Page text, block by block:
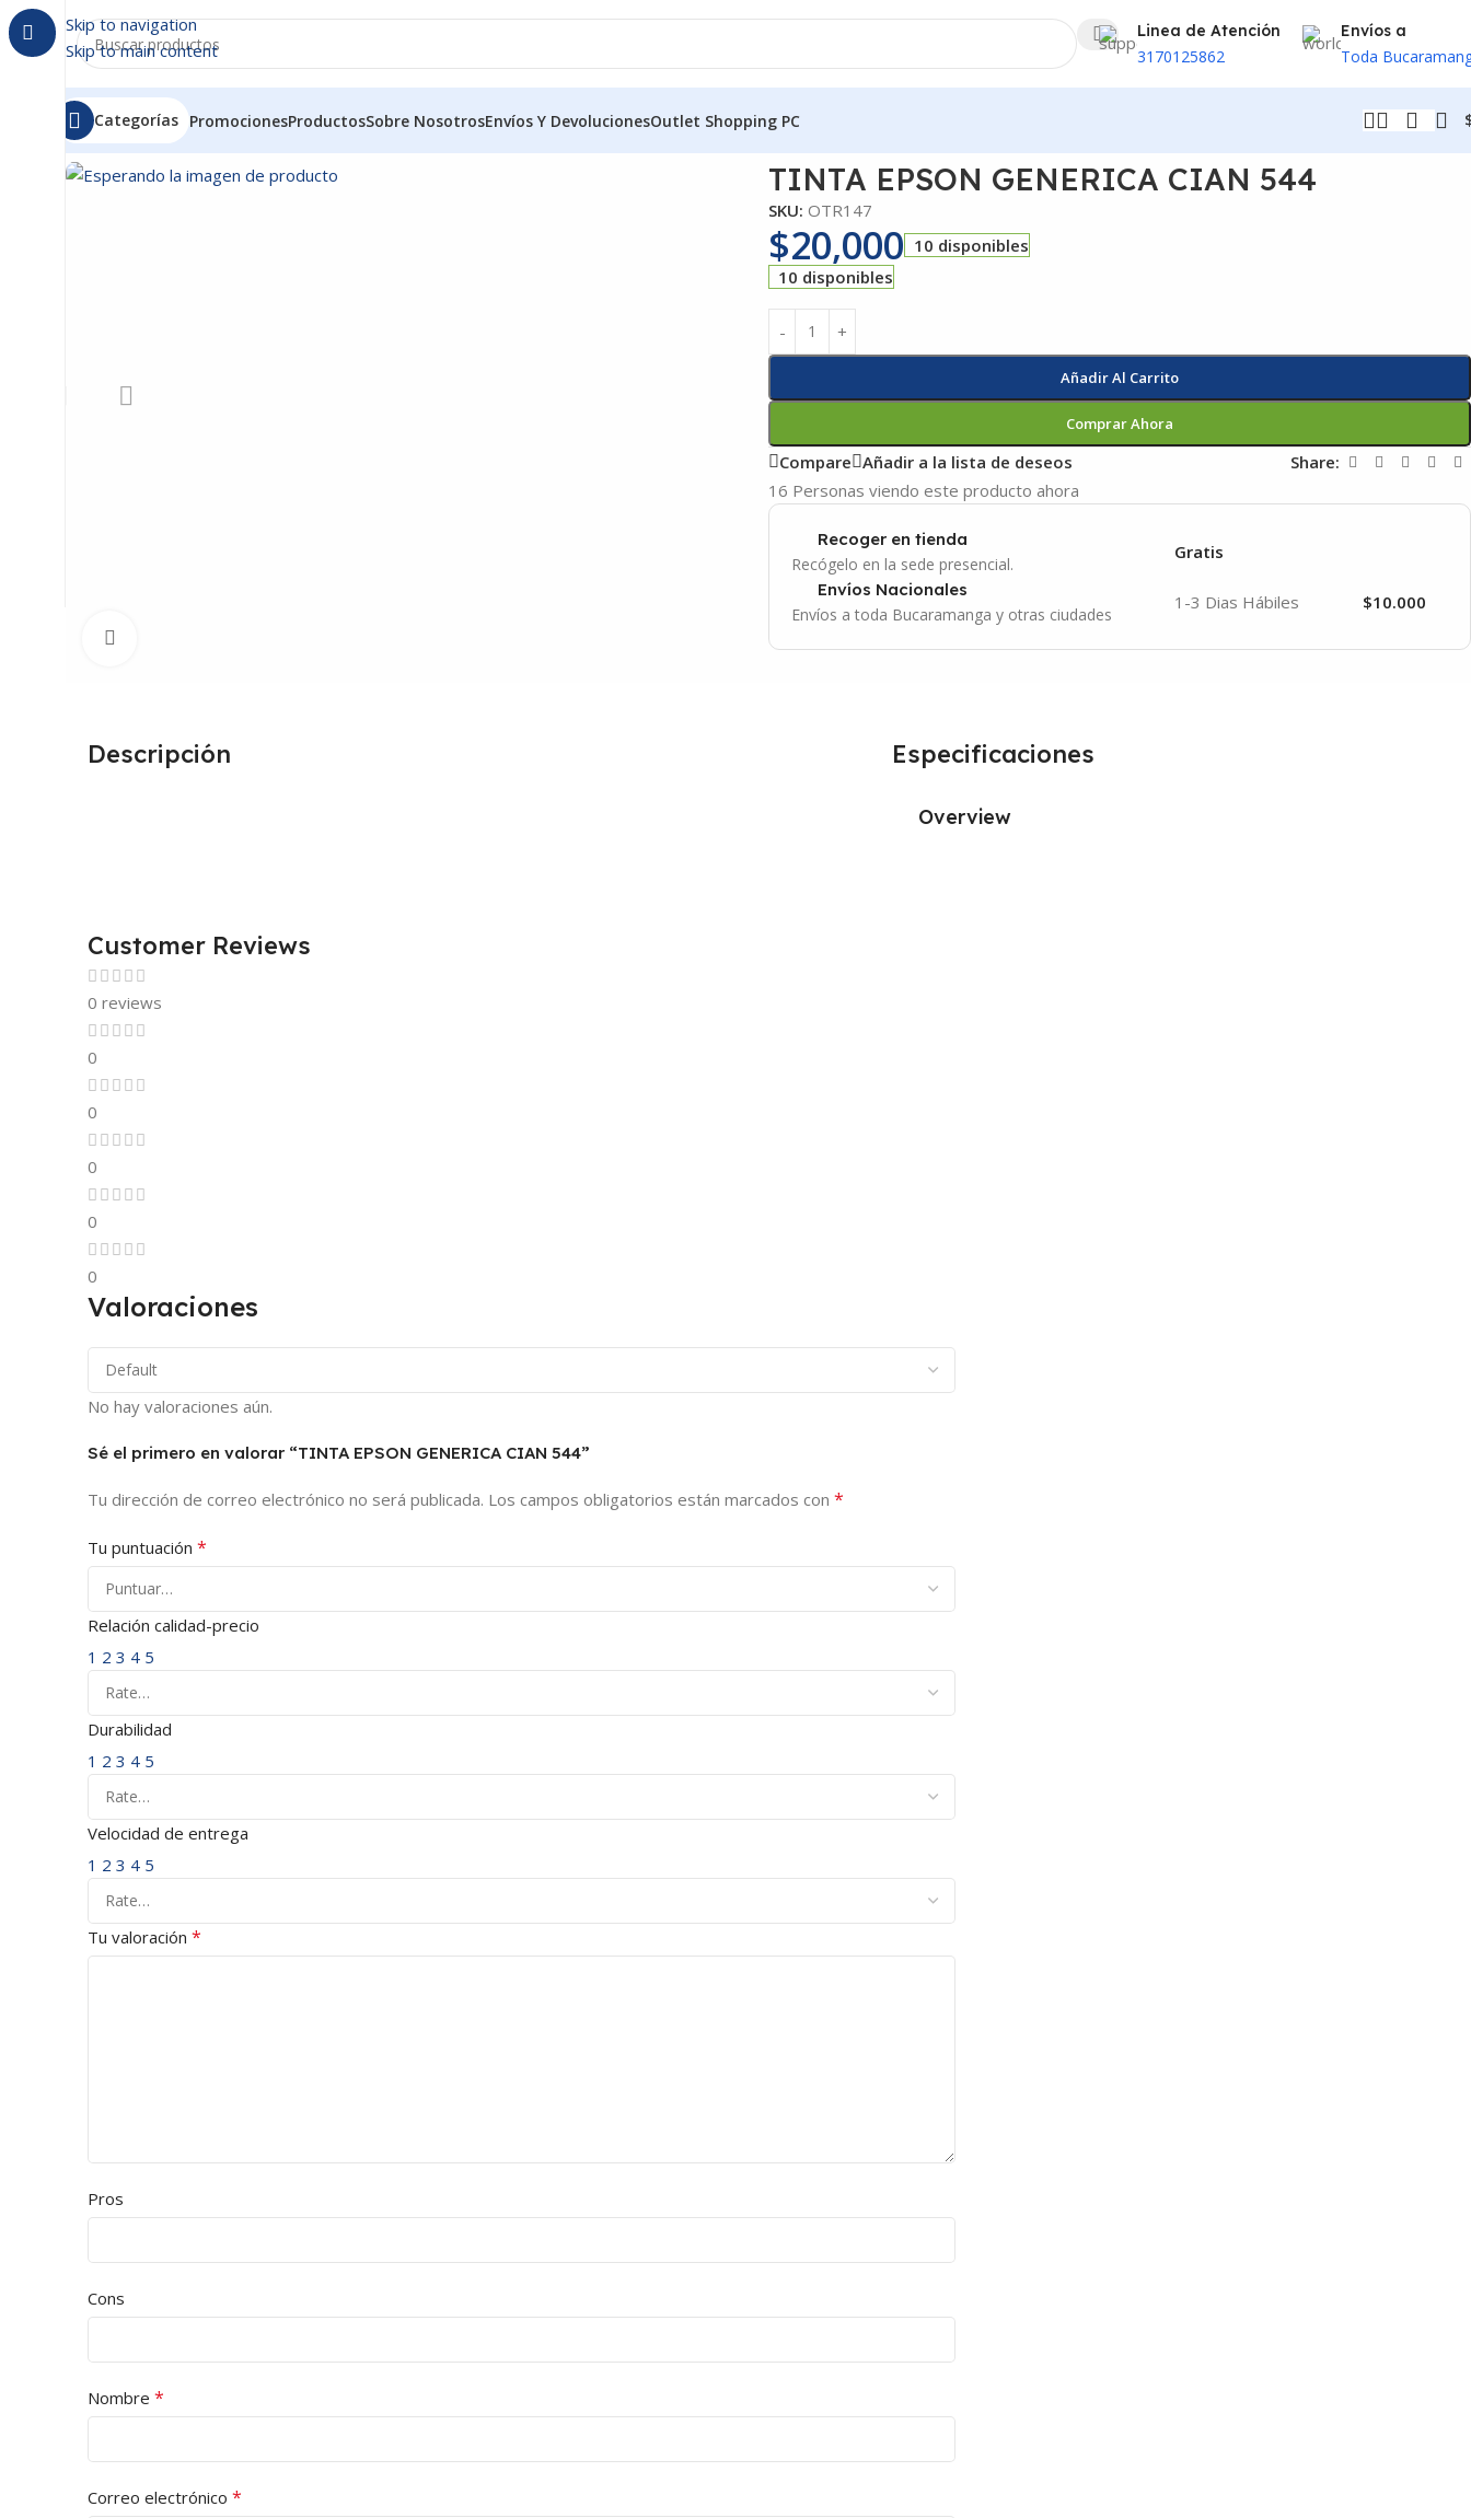
Skip to navigation
Skip to main content
Linea de Atención
3170125862
Envíos a
Toda
Categorías PromocionesProductosSobre NosotrosEnvíos Y DevolucionesOutlet Shopping PC
Inicio/OTROS/TINTA EPSON GENERICA CIAN 544
TINTA EPSON GENERICA CIAN 544
SKU: OTR147
$20,000 10 disponibles
10 disponibles
Añadir Al Carrito
Comprar Ahora
Compare Añadir a la lista de deseos
Share:
16 Personas viendo este producto ahora
Recoger en tienda
Recógelo en la sede presencial.
Gratis
Envíos Nacionales
Envíos a toda Bucaramanga y otras ciudades
1-3 Dias Hábiles $10.000
Descripción Especificaciones
Overview
Customer Reviews
0 reviews
0
0
0
0
0
Valoraciones
No hay valoraciones aún.
Sé el primero en valorar “TINTA EPSON GENERICA CIAN 544”
Tu dirección de correo electrónico no será publicada. Los campos obligatorios están marcados con *
Tu puntuación *
Relación calidad-precio
1 2 3 4 5
Durabilidad
1 2 3 4 5
Velocidad de entrega
1 2 3 4 5
Tu valoración *
Pros
Cons
Nombre *
Correo electrónico *